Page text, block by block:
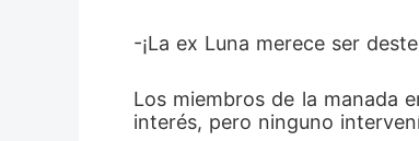
-¡La ex Luna merece ser
Los miembros de la manada
interés, pero ninguno